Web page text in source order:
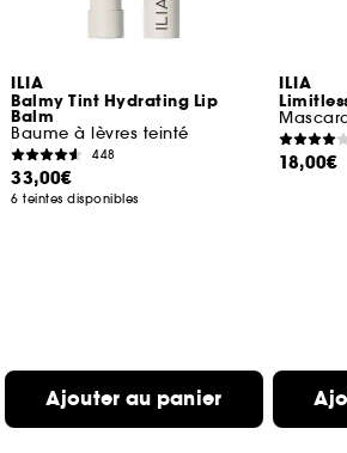
ILIA
Balmy Tint Hydrating Lip
Balm
Baume à lèvres teinté
448
33,00€
6 teintes disponibles
Ajouter au panier
ILIA
18,00€